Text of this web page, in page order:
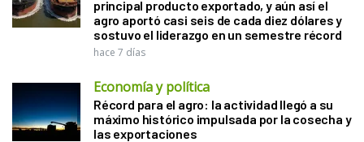
principal producto exportado, y aún así el
agro aportó casi seis de cada diez dólares y
sostuvo el liderazgo en un semestre récord
hace 7 días
Economía y política
Récord para el agro: la actividad llegó a su
máximo histórico impulsada por la cosecha y
las exportaciones